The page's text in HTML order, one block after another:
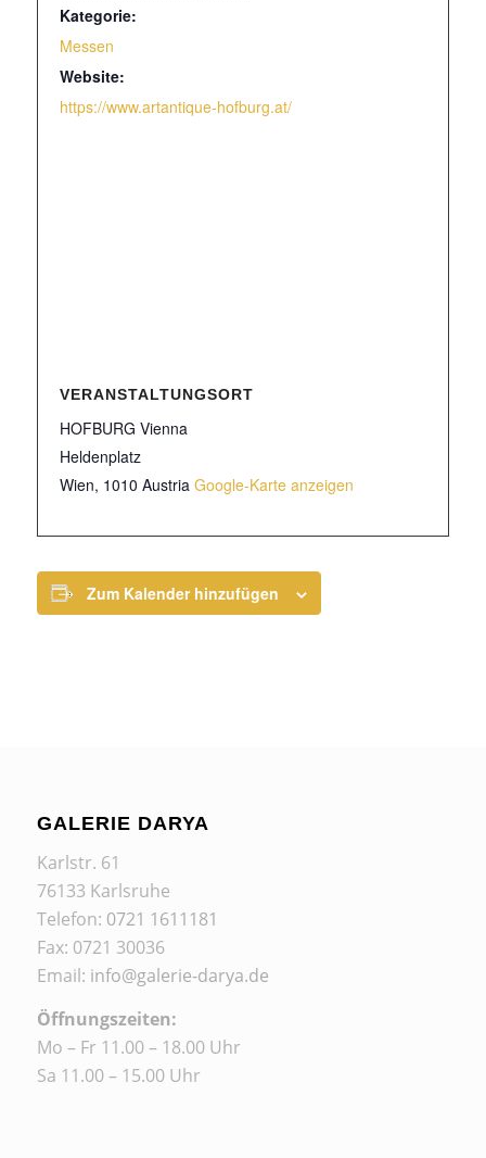
Kategorie:
Messen
Website:
https://www.artantique-hofburg.at/
VERANSTALTUNGSORT
HOFBURG Vienna
Heldenplatz
Wien, 1010 Austria Google-Karte anzeigen
Zum Kalender hinzufügen
GALERIE DARYA
Karlstr. 61
76133 Karlsruhe
Telefon: 0721 1611181
Fax: 0721 30036
Email: info@galerie-darya.de
Öffnungszeiten:
Mo – Fr 11.00 – 18.00 Uhr
Sa 11.00 – 15.00 Uhr